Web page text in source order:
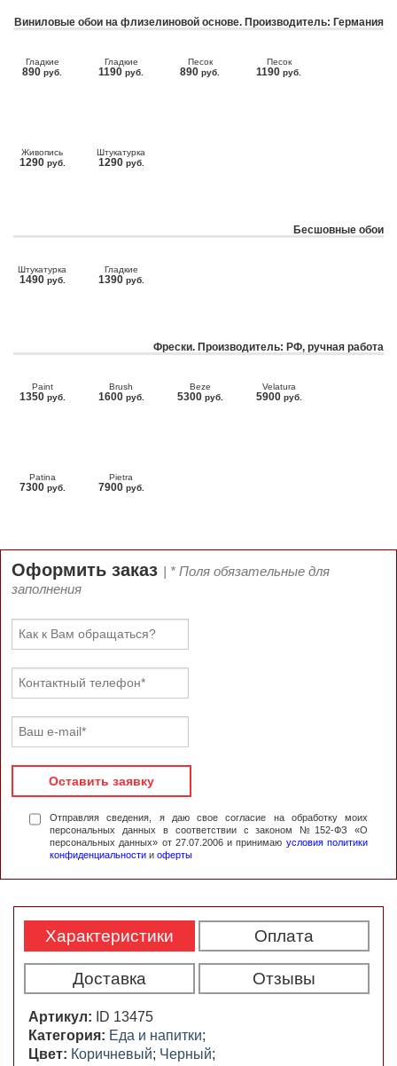
Виниловые обои на флизелиновой основе. Производитель: Германия
Гладкие
890 руб.
Гладкие
1190 руб.
Песок
890 руб.
Песок
1190 руб.
Живопись
1290 руб.
Штукатурка
1290 руб.
Бесшовные обои
Штукатурка
1490 руб.
Гладкие
1390 руб.
Фрески. Производитель: РФ, ручная работа
Paint
1350 руб.
Brush
1600 руб.
Beze
5300 руб.
Velatura
5900 руб.
Patina
7300 руб.
Pietra
7900 руб.
Оформить заказ | * Поля обязательные для
заполнения
Оставить заявку
Отправляя сведения, я даю свое согласие на обработку моих
персональных данных в соответствии с законом №152-ФЗ «О
персональных данных» от 27.07.2006 и принимаю условия политики
конфиденциальности и оферты
Характеристики Оплата
Доставка Отзывы
Артикул:
ID 13475
Категория: Еда и напитки;
Цвет: Коричневый; Черный;